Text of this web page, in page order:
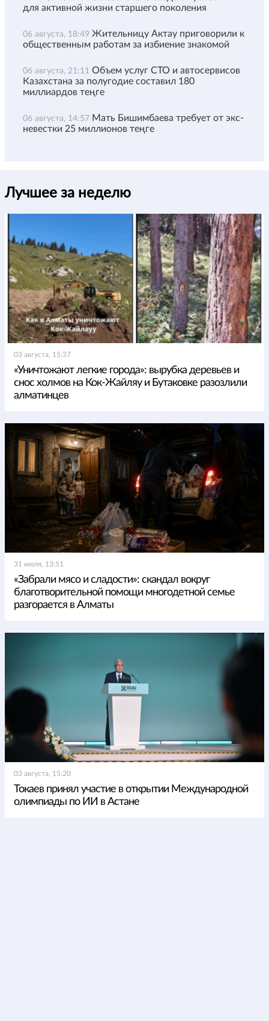
для активной жизни старшего поколения
06 августа, 18:49 Жительницу Актау приговорили к
общественным работам за избиение знакомой
06 августа, 21:11 Объем услуг СТО и автосервисов
Казахстана за полугодие составил 180
миллиардов теңге
06 августа, 14:57 Мать Бишимбаева требует от экс-
невестки 25 миллионов теңге
Лучшее за неделю
03 августа, 15:37
«Уничтожают легкие города»: вырубка деревьев и
снос холмов на Кок-Жайляу и Бутаковке разозлили
алматинцев
31 июля, 13:51
«Забрали мясо и сладости»: скандал вокруг
благотворительной помощи многодетной семье
разгорается в Алматы
03 августа, 15:20
Токаев принял участие в открытии Международной
олимпиады по ИИ в Астане